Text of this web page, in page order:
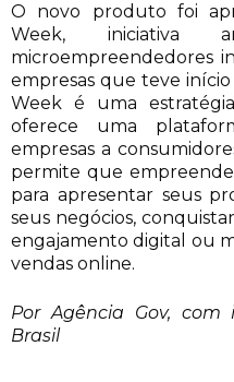
O novo produto foi
Week,
microempreendedores
empresas que teve
Week é uma
oferece uma
empresas a
permite que
para apresentar seus
seus negócios,
engajamento digital ou
vendas online.
Por Agência Gov,
Brasil